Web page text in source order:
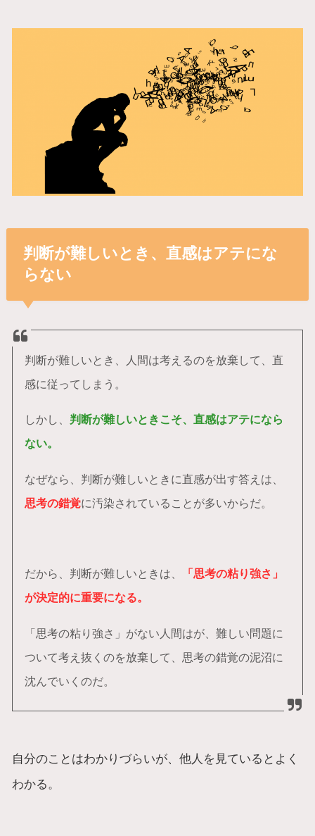
判断が難しいとき、直感はアテにな
らない
判断が難しいとき、人間は考えるのを放棄して、直
感に従ってしまう。
しかし、 判断が難しいときこそ、直感はアテになら
ない。
なぜなら、判断が難しいときに直感が出す答えは、
思考の錯覚に汚染されていることが多いからだ。
だから、判断が難しいときは、
「思考の粘り強さ」
が決定的に重要になる。
「思考の粘り強さ」がない人間はが、難しい問題に
ついて考え抜くのを放棄して、思考の錯覚の泥沼に
沈んでいくのだ。
自分のことはわかりづらいが、他人を見ているとよく
わかる。